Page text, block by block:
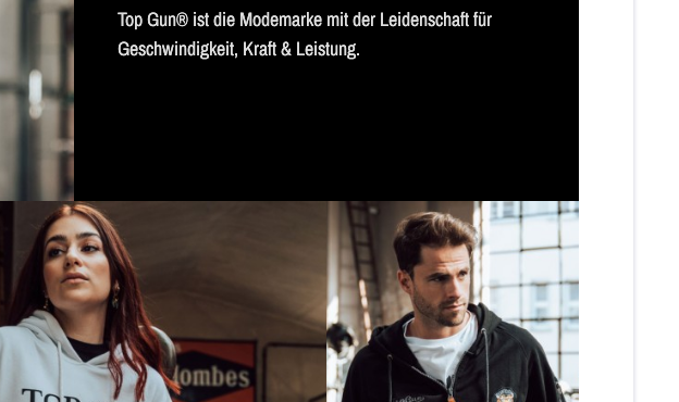
Top Gun® ist die Modemarke mit der Leidenschaft für
Geschwindigkeit, Kraft & Leistung.